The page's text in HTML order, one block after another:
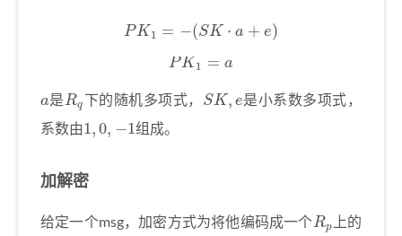
P −( SK⋅
)
PK =a
是 Rq 下的随机多项式， SK,e
是小系数多项式，
系数由1 0, 组成。
加解密
给定一个msg，加密方式为将他编码成一个 Rp 上的